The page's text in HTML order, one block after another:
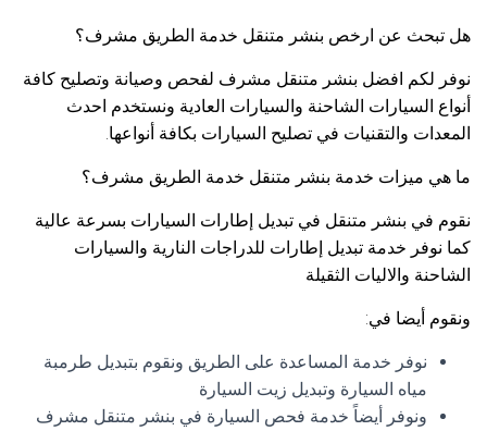
هل تبحث عن ارخص بنشر متنقل خدمة الطريق مشرف؟
نوفر لكم افضل بنشر متنقل مشرف لفحص وصيانة وتصليح كافة
أنواع السيارات الشاحنة والسيارات العادية ونستخدم احدث
المعدات والتقنيات في تصليح السيارات بكافة أنواعها.
ما هي ميزات خدمة بنشر متنقل خدمة الطريق مشرف؟
نقوم في بنشر متنقل في تبديل إطارات السيارات بسرعة عالية
كما نوفر خدمة تبديل إطارات للدراجات النارية والسيارات
الشاحنة والاليات الثقيلة
ونقوم أيضا في:
نوفر خدمة المساعدة على الطريق ونقوم بتبديل طرمبة
مياه السيارة وتبديل زيت السيارة
ونوفر أيضاً خدمة فحص السيارة في بنشر متنقل مشرف